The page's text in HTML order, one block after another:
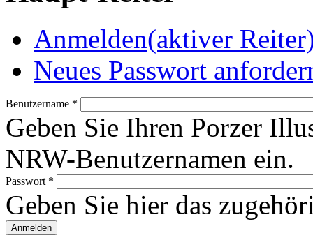
Anmelden(aktiver
Neues Passwort
Benutzername *
Geben Sie Ihren Porzer
NRW-Benutzernamen ein.
Passwort *
Geben Sie hier das